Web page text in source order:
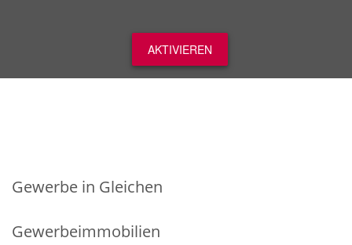
AKTIVIEREN
Gewerbe in Gleichen
Gewerbeimmobilien